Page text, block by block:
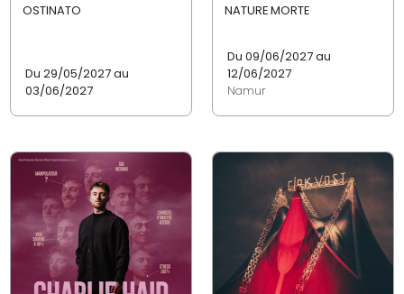
OSTINATO
Du 29/05/2027 au
03/06/2027
NATURE MORTE
Du 09/06/2027 au
12/06/2027
Namur